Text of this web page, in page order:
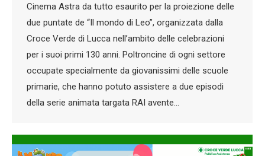
Cinema Astra da tutto esaurito per la proiezione delle
due puntate de “Il mondo di Leo”, organizzata dalla
Croce Verde di Lucca nell’ambito delle celebrazioni
per i suoi primi 130 anni. Poltroncine di ogni settore
occupate specialmente da giovanissimi delle scuole
primarie, che hanno potuto assistere a due episodi
della serie animata targata RAI avente…